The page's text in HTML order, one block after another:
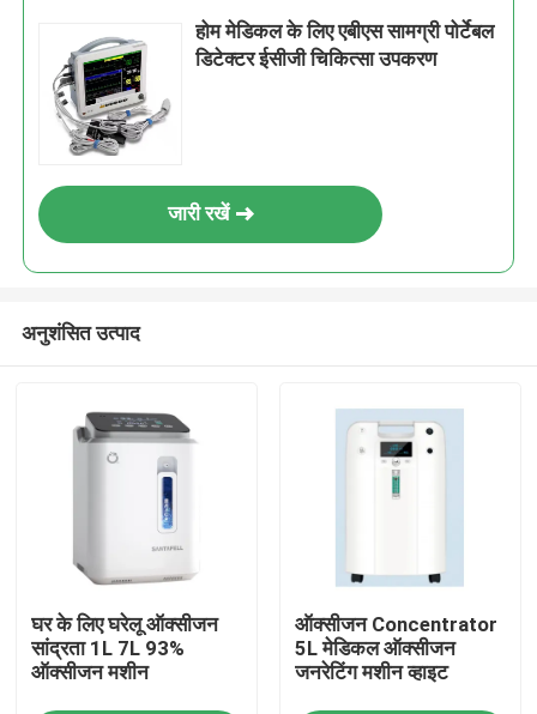
होम मेडिकल के लिए एबीएस सामग्री पोर्टेबल
डिटेक्टर ईसीजी चिकित्सा उपकरण
जारी रखें
अनुशंसित उत्पाद
घर के लिए घरेलू ऑक्सीजन
सांद्रता 1L 7L 93%
ऑक्सीजन मशीन
ऑक्सीजन Concentrator
5L मेडिकल ऑक्सीजन
जनरेटिंग मशीन व्हाइट